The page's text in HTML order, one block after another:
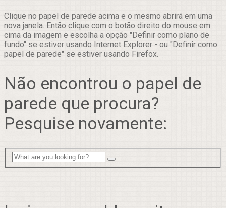
Clique no papel de parede acima e o mesmo abrirá em uma
nova janela. Então clique com o botão direito do mouse em
cima da imagem e escolha a opção "Definir como plano de
fundo" se estiver usando Internet Explorer - ou "Definir como
papel de parede" se estiver usando Firefox.
Não encontrou o papel de
parede que procura?
Pesquise novamente: